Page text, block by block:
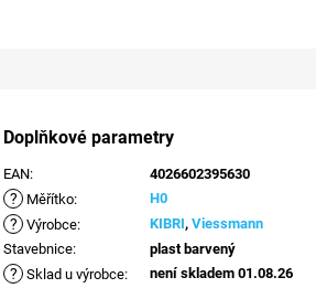
Doplňkové parametry
EAN: 4026602395630
? Měřítko: H0
? Výrobce: KIBRI,Viessmann
Stavebnice: plast barvený
? Sklad u výrobce:
není skladem 01.08.26